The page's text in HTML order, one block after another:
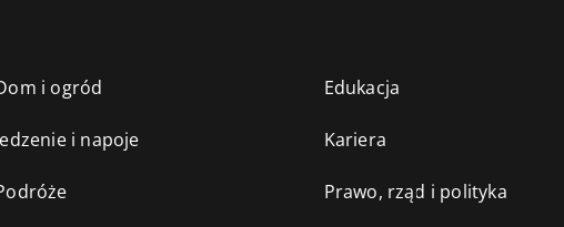
i ogród Edukacja
i napoje Kariera
Prawo, rząd i polityka